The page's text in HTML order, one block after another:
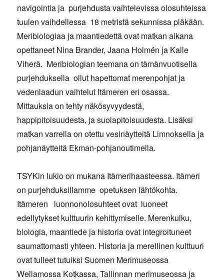
navigointia ja purjehdusta vaihtelevissa olosuhteissa
tuulen vaihdellessa 18 metristä sekunnissa pläkään.
Meribiologiaa ja maantiedettä ovat matkan aikana
opettaneet Nina Brander, Jaana Holmén ja Kalle
Viherä. Meribiologian teemana on tämänvuotisella
purjehduksella ollut hapettomat merenpohjat ja
vedenlaadun vaihtelut Itämeren eri osassa.
Mittauksia on tehty näkösyvyydestä,
happipitoisuudesta, ja suolapitoisuudesta. Lisäksi
matkan varrella on otettu vesinäytteitä Limnoksella ja
pohjanäytteitä Ekman-pohjanoutimella.
TSYKin lukio on mukana Itämerihaasteessa. Itämeri
on purjehduksillamme opetuksen lähtökohta.
Itämeren luonnonolosuhteet ovat luoneet
edellytykset kulttuurin kehittymiselle. Merenkulku,
biologia, maantiede ja historia ovat integroituneet
saumattomasti yhteen. Historia ja merellinen kulttuuri
ovat tulleet tutuiksi Suomen Merimuseossa
Wellamossa Kotkassa, Tallinnan merimuseossa ja